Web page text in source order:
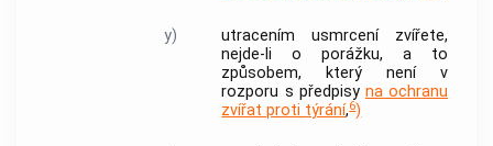
y) utracením usmrcení zvířete,
nejde-li oporážku, a to
způsobem, který není v
rozporu s předpisy na ochranu
zvířat proti týrání,6)